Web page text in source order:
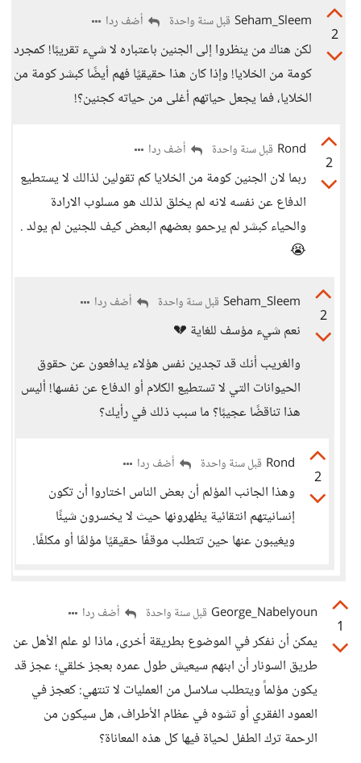
2
Seham_Sleem قبل سنة واحدة أضف ردا
لكن هناك من ينظروا إلى الجنين باعتباره لا شيء تقريبًا! كمجرد
كومة من الخلايا! وإذا كان هذا حقيقيًا فهم أيضًا كبشر كومة من
الخلايا، فما يجعل حياتهم أغلى من حياته كجنين؟!
2
Rond قبل سنة واحدة أضف ردا
ربما لان الجنين كومة من الخلايا كم تقولين لذالك لا يستطيع
الدفاع عن نفسه لانه لم يخلق لذلك هو مسلوب الارادة
والحياء كبشر لم يرحمو بعضهم البعض كيف للجنين لم يولد .
😭
2
Seham_Sleem قبل سنة واحدة أضف ردا
نعم شيء مؤسف للغاية 💔
والغريب أنك قد تجدين نفس هؤلاء يدافعون عن حقوق
الحيوانات التي لا تستطيع الكلام أو الدفاع عن نفسها! أليس
هذا تناقضًا عجيبًا؟ ما سبب ذلك في رأيك؟
2
Rond قبل سنة واحدة أضف ردا
وهذا الجانب المؤلم أن بعض الناس اختاروا أن تكون
إنسانيتهم انتقائية يظهرونها حيث لا يخسرون شيئًا
ويغيبون عنها حين تتطلب موقفًا حقيقيًا مؤلمًا أو مكلفًا.
1
George_Nabelyoun قبل سنة واحدة أضف ردا
يمكن أن نفكر في الموضوع بطريقة أخرى، ماذا لو علم الأهل عن
طريق السونار أن ابنهم سيعيش طول عمره بعجز خلقي؛ عجز قد
يكون مؤلماً ويتطلب سلاسل من العمليات لا تنتهي: كعجز في
العمود الفقري أو تشوه في عظام الأطراف، هل سيكون من
الرحمة ترك الطفل لحياة فيها كل هذه المعاناة؟